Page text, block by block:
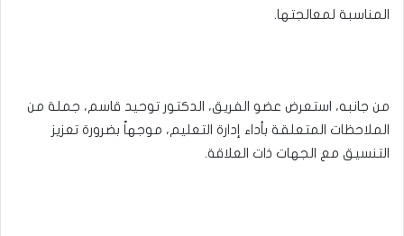
المناسبة لمعالجتها.
من جانبه، استعرض عضو الفريق، الدكتور توحيد قاسم، جملة من
الملاحظات المتعلقة بأداء إدارة التعليم، موجهاً بضرورة تعزيز
التنسيق مع الجهات ذات العلاقة.